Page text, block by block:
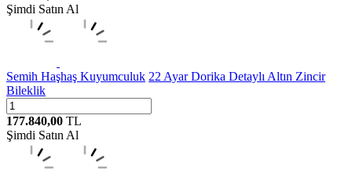
Şimdi Satın Al
Semih Haşhaş Kuyumculuk 22 Ayar Dorika Detaylı Altın Zincir
Bileklik
177.840,00 TL
Şimdi Satın Al